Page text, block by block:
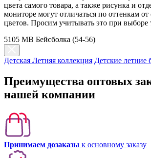
цвета самого товара, а также рисунка и
мониторе могут отличаться по оттенкам
цветов. Просим учитывать это при выборе
5105 МВ Бейсболка (54-56)
Детская Летняя коллекция Детские летние
Преимущества оптовых
нашей компании
Принимаем дозаказы к основному заказу